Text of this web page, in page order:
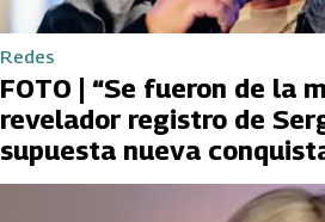
Redes
FOTO | “Se fueron de la
revelador registro de
supuesta nueva